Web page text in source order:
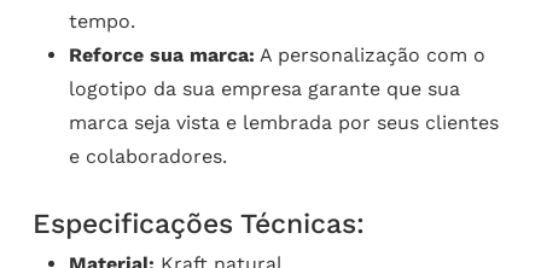
tempo.
Reforce sua marca: A personalização com o
logotipo da sua empresa garante que sua
marca seja vista e lembrada por seus clientes
e colaboradores.
Especificações Técnicas: